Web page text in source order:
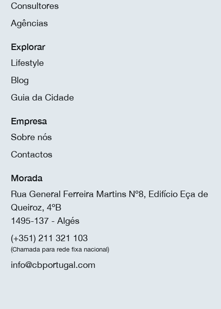
Consultores
Agências
Explorar
Lifestyle
Blog
Guia da Cidade
Empresa
Sobre nós
Contactos
Morada
Rua General Ferreira Martins Nº8, Edifício Eça de
Queiroz, 4ºB
1495-137 - Algés
(+351) 211 321 103
(Chamada para rede fixa nacional)
info@cbportugal.com